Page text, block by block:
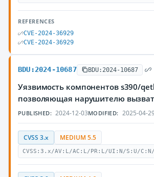
REFERENCES
CVE-2024-36929
CVE-2024-36929
BDU:2024-10687 BDU:2024-10687
Уязвимость компонентов s390/
позволяющая нарушителю
PUBLISHED: 2024-12-03MODIFIED: 2025-04-
CVSS 3.x MEDIUM 5.5
CVSS:3.x/AV:L/AC:L/PR:L/UI:N/S:U/